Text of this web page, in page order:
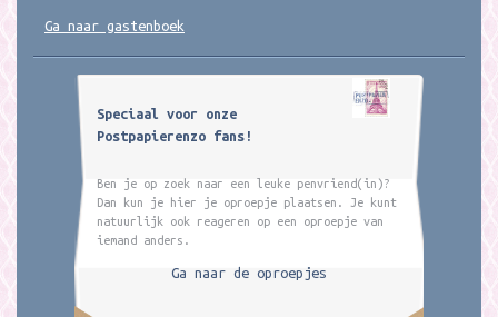
Ga naar gastenboek
Speciaal voor onze
Postpapierenzo fans!
Ben je op zoek naar een leuke penvriend(in)?
Dan kun je hier je oproepje plaatsen. Je kunt
natuurlijk ook reageren op een oproepje van
iemand anders.
Ga naar de oproepjes